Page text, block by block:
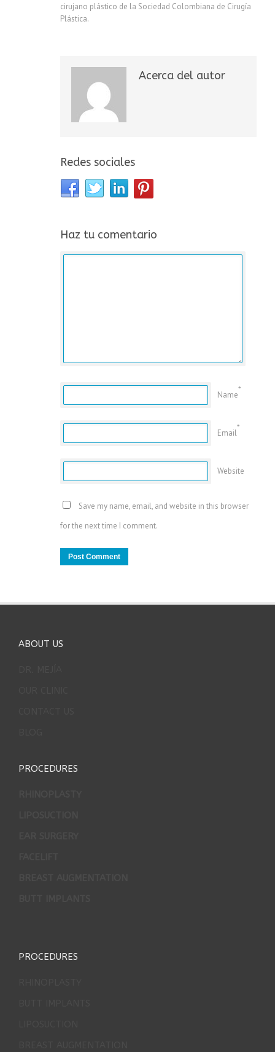
cirujano plástico de la Sociedad Colombiana de Cirugía
Plástica.
Acerca del autor
Redes sociales
Haz tu comentario
Name
*
Email
*
Website
Save my name, email, and website in this browser
for the next time I comment.
ABOUT US
PROCEDURES
PROCEDURES